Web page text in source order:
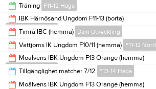
Träning F11-12 Haga
IBK Härnösand Ungdom F11-13 (borta)
F11-12 Södermalm
Timrå IBC (hemma) Dam Utveckling
Vattjoms IK Ungdom F10/11 (hemma) F11-12 Nord
Moälvens IBK Ungdom F13 Orange (hemma)
F11-12 Södermalm
Tillgänglighet matcher 7/12 F13-14 Haga
Moälvens IBK Ungdom F13 Orange (hemma)